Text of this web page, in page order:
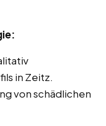
in Zeitz.
von schädlichen